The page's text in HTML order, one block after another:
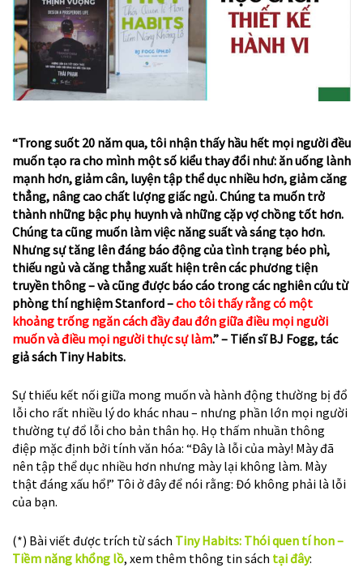
“Trong suốt 20 năm qua, tôi nhận thấy hầu hết mọi người đều
muốn tạo ra cho mình một số kiểu thay đổi như: ăn uống lành
mạnh hơn, giảm cân, luyện tập thể dục nhiều hơn, giảm căng
thẳng, nâng cao chất lượng giấc ngủ. Chúng ta muốn trở
thành những bậc phụ huynh và những cặp vợ chồng tốt hơn.
Chúng ta cũng muốn làm việc năng suất và sáng tạo hơn.
Nhưng sự tăng lên đáng báo động của tình trạng béo phì,
thiếu ngủ và căng thẳng xuất hiện trên các phương tiện
truyền thông – và cũng được báo cáo trong các nghiên cứu từ
phòng thí nghiệm Stanford –cho tôi thấy rằng có một
khoảng trống ngăn cách đầy đau đớn giữa điều mọi người
muốn và điều mọi người thực sự làm.” – Tiến sĩ BJ Fogg, tác
giả sách Tiny Habits.
Sự thiếu kết nối giữa mong muốn và hành động thường bị đổ
lỗi cho rất nhiều lý do khác nhau – nhưng phần lớn mọi người
thường tự đổ lỗi cho bản thân họ. Họ thấm nhuần thông
điệp mặc định bởi tính văn hóa: “Đây là lỗi của mày! Mày đã
nên tập thể dục nhiều hơn nhưng mày lại không làm. Mày
thật đáng xấu hổ!” Tôi ở đây để nói rằng: Đó không phải là lỗi
của bạn.
(*) Bài viết được trích từ sách Tiny Habits: Thói quen tí hon –
Tiềm năng khổng lồ, xem thêm thông tin sách tại đây: